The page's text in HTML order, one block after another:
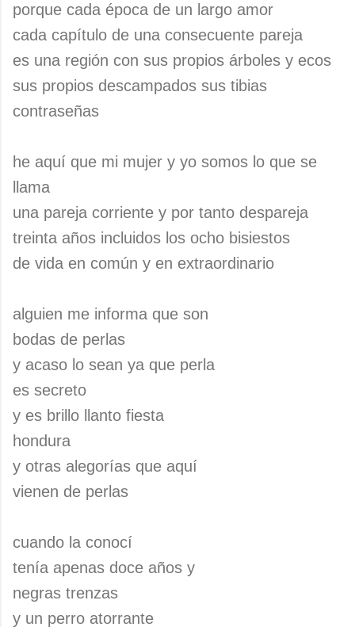
porque cada época de un largo amor
cada capítulo de una consecuente pareja
es una región con sus propios árboles y ecos
sus propios descampados sus tibias
contraseñas
he aquí que mi mujer y yo somos lo que se
llama
una pareja corriente y por tanto despareja
treinta años incluidos los ocho bisiestos
de vida en común y en extraordinario
alguien me informa que son
bodas de perlas
y acaso lo sean ya que perla
es secreto
y es brillo llanto fiesta
hondura
y otras alegorías que aquí
vienen de perlas
cuando la conocí
tenía apenas doce años y
negras trenzas
y un perro atorrante